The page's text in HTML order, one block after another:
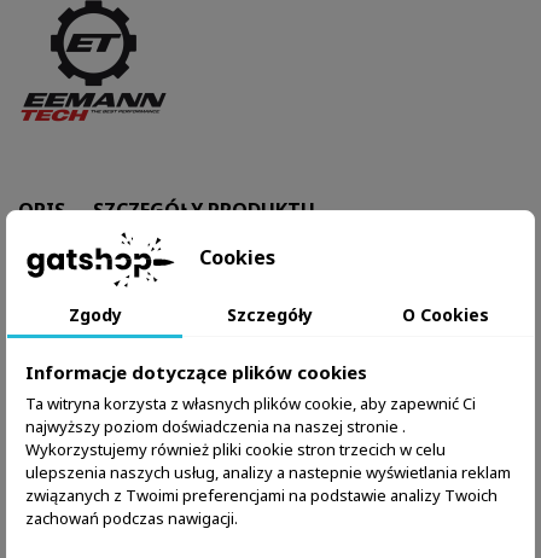
OPIS SZCZEGÓŁY PRODUKTU
Sprężyna blokady
selektora/bezpiecznika do AR-15
Opis produktu
Sprężyna blokady bezpiecznika / selektora dla AR-15
firmy Eemann Tech, to klasyczna sprężyna o
fabrycznych parametrach kompatybilna z karabinkami
platformy AR-15.
Cookies
Zgody Szczegóły O Cookies
Informacje dotyczące plików cookies
Ta witryna korzysta z własnych plików cookie, aby zapewnić Ci
najwyższy poziom doświadczenia na naszej stronie .
Wykorzystujemy również pliki cookie stron trzecich w celu
ulepszenia naszych usług, analizy a nastepnie wyświetlania reklam
związanych z Twoimi preferencjami na podstawie analizy Twoich
zachowań podczas nawigacji.